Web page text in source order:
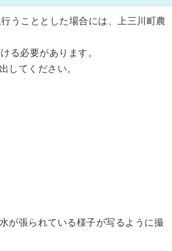
うこととした場合には、上三川町農
る必要があります。
してください。
が張られている様子が写るように撮